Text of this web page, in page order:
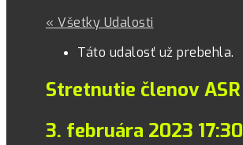
« Všetky Udalosti
Táto udalosť už prebehla.
Stretnutie členov ASR
3. februára 2023 17:30